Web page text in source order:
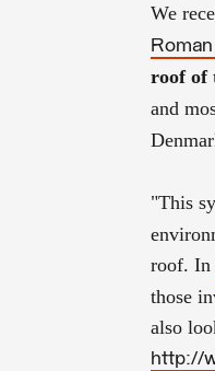
We
roof of
and
"This
roof. In
those
also
http://